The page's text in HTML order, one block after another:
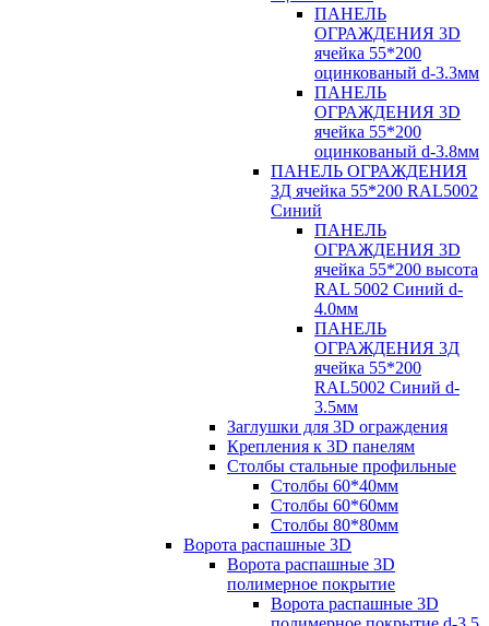
ПАНЕЛЬ
ОГРАЖДЕНИЯ 3D
ячейка 55*200
оцинкованый d-3.3мм
ПАНЕЛЬ
ОГРАЖДЕНИЯ 3D
ячейка 55*200
оцинкованый d-3.8мм
ПАНЕЛЬ ОГРАЖДЕНИЯ
3Д ячейка 55*200 RAL5002
Синий
ПАНЕЛЬ
ОГРАЖДЕНИЯ 3D
ячейка 55*200 высота
RAL 5002 Синий d-
4.0мм
ПАНЕЛЬ
ОГРАЖДЕНИЯ 3Д
ячейка 55*200
RAL5002 Синий d-
3.5мм
Заглушки для 3D ограждения
Крепления к 3D панелям
Столбы стальные профильные
Столбы 60*40мм
Столбы 60*60мм
Столбы 80*80мм
Ворота распашные 3D
Ворота распашные 3D
полимерное покрытие
Ворота распашные 3D